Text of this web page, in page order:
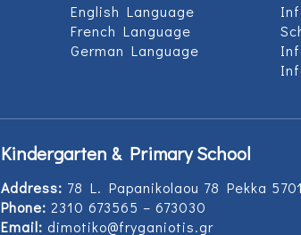
English Language
French Language
German Language
Kindergarten & Primary School
Address: 78 L. Papanikolaou 78 Pekka
Phone: 2310 673565 – 673030
Email: dimotiko@fryganiotis.gr